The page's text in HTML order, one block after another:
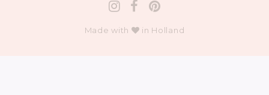
Made with in Holland